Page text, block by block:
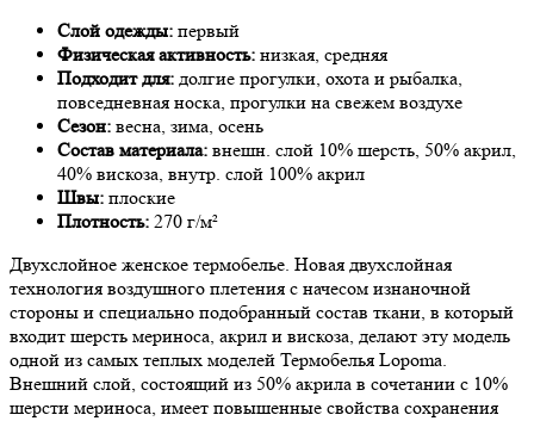
Слой одежды: первый
Физическая активность: низкая, средняя
Подходит для: долгие прогулки, охота и рыбалка,
повседневная носка, прогулки на свежем воздухе
Сезон: весна, зима, осень
Состав материала: внешн. слой 10% шерсть, 50% акрил,
40% вискоза, внутр. слой 100% акрил
Швы: плоские
Плотность: 270 г/м²
Двухслойное женское термобелье. Новая двухслойная
технология воздушного плетения с начесом изнаночной
стороны и специально подобранный состав ткани, в который
входит шерсть мериноса, акрил и вискоза, делают эту модель
одной из самых теплых моделей Термобелья Lopoma.
Внешний слой, состоящий из 50% акрила в сочетании с 10%
шерсти мериноса, имеет повышенные свойства сохранения